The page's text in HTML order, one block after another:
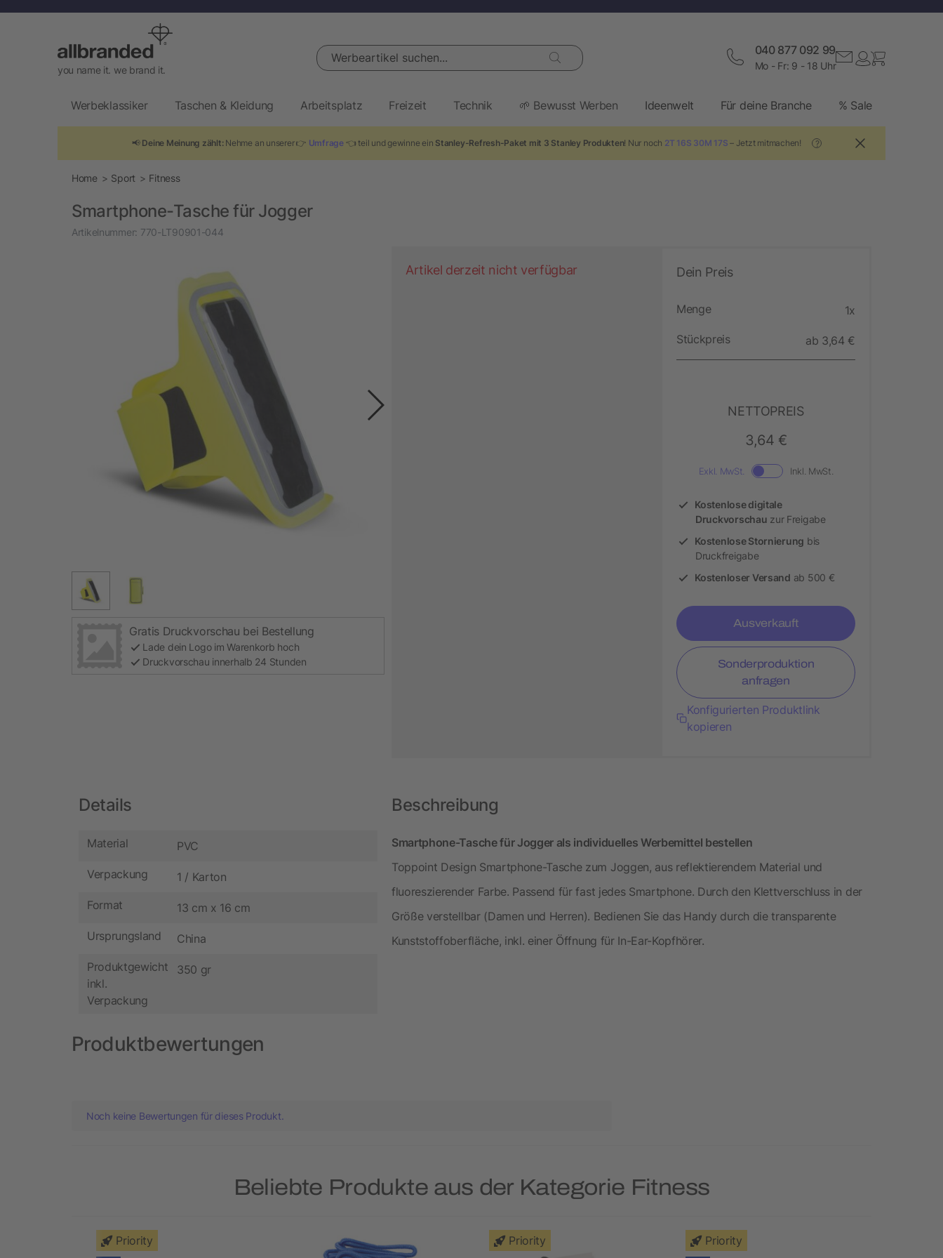
you name it. we brand it.
Werbeartikel suchen... 040 877 092 99
Mo - Fr: 9 - 18 Uhr
Werbeklassiker Taschen & Kleidung Arbeitsplatz Freizeit Technik 🌱 Bewusst Werben Ideenwelt Für deine Branche % Sale
📢 Deine Meinung zählt:Nehme an unserer 👉 Umfrage👈 teil und gewinne ein Stanley-Refresh-Paket mit 3 Stanley Produkten! Nur noch 2T 16S 30M 16S – Jetzt mitmachen! ?
Home Sport Fitness
Smartphone-Tasche für Jogger
Artikelnummer: 770-LT90901-044
Gratis Druckvorschau bei Bestellung
Lade dein Logo im Warenkorb hoch
Druckvorschau innerhalb 24 Stunden
Artikel derzeit nicht verfügbar Dein Preis
Menge 1x
Stückpreis ab 3,64 €
NETTOPREIS
3,64 €
Exkl. MwSt. Inkl. MwSt.
Kostenlose digitale
Druckvorschau zur Freigabe
Kostenlose Stornierung bis
Druckfreigabe
Kostenloser Versand ab 500 €
Ausverkauft
Sonderproduktion
anfragen
Konfigurierten Produktlink
kopieren
Details
Material PVC
Verpackung 1 / Karton
Format 13 cm x 16 cm
Ursprungsland China
Produktgewicht
inkl.
Verpackung
350 gr
Beschreibung
Smartphone-Tasche für Jogger als individuelles Werbemittel bestellen
Toppoint Design Smartphone-Tasche zum Joggen, aus reflektierendem Material und
fluoreszierender Farbe. Passend für fast jedes Smartphone. Durch den Klettverschluss in der
Größe verstellbar (Damen und Herren). Bedienen Sie das Handy durch die transparente
Kunststoffoberfläche, inkl. einer Öffnung für In-Ear-Kopfhörer.
Produktbewertungen
Noch keine Bewertungen für dieses Produkt.
Beliebte Produkte aus der Kategorie Fitness
Priority Priority Priority